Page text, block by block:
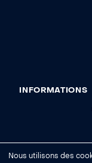
INFORMATIONS
Nous utilisons des